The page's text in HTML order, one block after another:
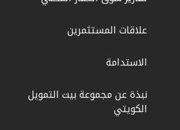
علاقات المستثمرين
الاستدامة
نبذة عن مجموعة بيت التمويل
الكويتي